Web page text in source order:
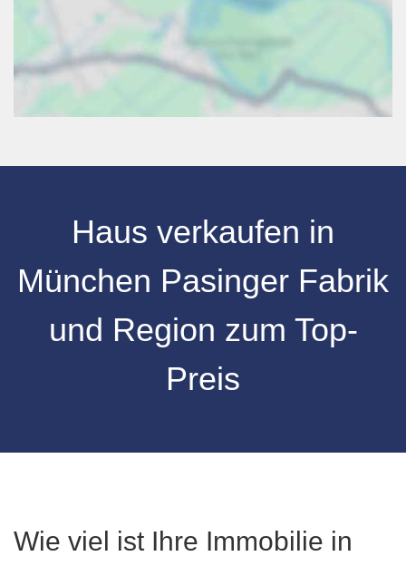
Haus verkaufen in
München Pasinger Fabrik
und Region zum Top-
Preis
Wie viel ist Ihre Immobilie in